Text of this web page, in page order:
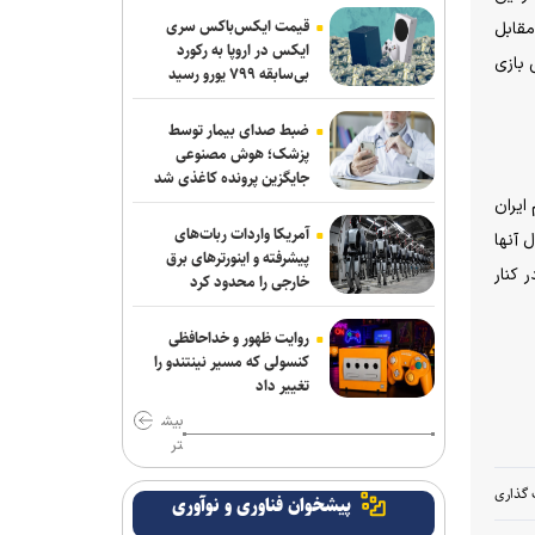
بازی
آنها
کنار
گذاری
ربیعی سرمربی شاهین بندرعامری شد
اعلام اسامی نامزدهای تایید صلاحیت شده
ریاست فدراسیون بدنسازی و پرورش اندام/
حضور عضو هیات مدیره پرسپولیس
کلباسی به چادرملو پیوست
عالیشاه در یک قدمی گل‌گهر
باقری قراردادش را با پیکان تمدید کرد
بیانی: ۴۰۰ هزار دلار صرف وکلای خارجی
شد تا پنجره استقلال باز نشود/ رضاییان به
خانلرخانی: پاداش تکواندوکاران با تلاشی
قیمت ایکس‌باکس سری
ایکس در اروپا به رکورد
بی‌سابقه ۷۹۹ یورو رسید
ضبط صدای بیمار توسط
پزشک؛ هوش مصنوعی
جایگزین پرونده کاغذی شد
آمریکا واردات ربات‌های
پیشرفته و اینورترهای برق
خارجی را محدود کرد
روایت ظهور و خداحافظی
کنسولی که مسیر نینتندو را
تغییر داد
بیش
تر
پیشخوان فناوری و نوآوری